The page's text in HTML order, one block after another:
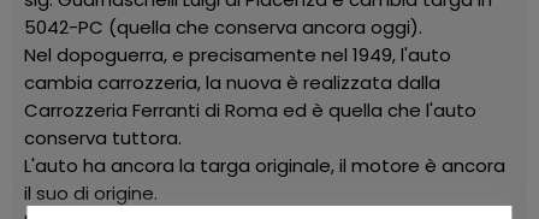
5042-PC (quella che conserva ancora oggi).
Nel dopoguerra, e precisamente nel 1949, l'auto
cambia carrozzeria, la nuova è realizzata dalla
Carrozzeria Ferranti di Roma ed è quella che l'auto
conserva tuttora.
L'auto ha ancora la targa originale, il motore è ancora
il suo di origine.